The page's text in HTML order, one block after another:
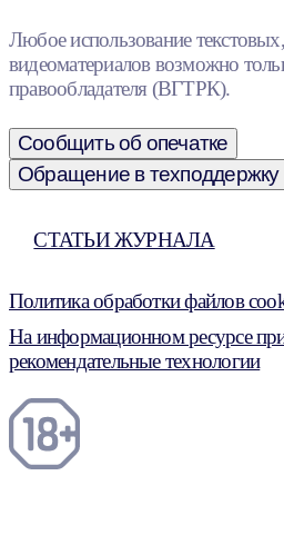
Любое использование
видеоматериалов возможно
правообладателя (ВГТРК).
Сообщить об опечатке
Обращение в техподдержку
СТАТЬИ ЖУРНАЛА
Политика обработки файлов
На информационном ресурсе
рекомендательные технологии